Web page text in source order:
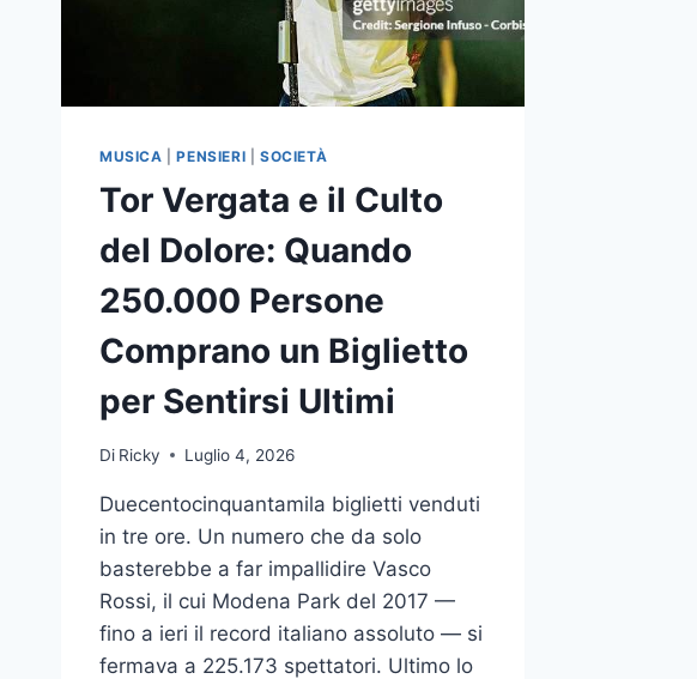
MUSICA |PENSIERI SOCIETÀ
Tor Vergata e il Culto
del Dolore: Quando
250.000 Persone
Comprano un Biglietto
per Sentirsi Ultimi
Di Ricky Luglio 4, 2026
Duecentocinquantamila biglietti venduti
in tre ore. Un numero che da solo
basterebbe a far impallidire Vasco
Rossi, il cui Modena Park del 2017 —
fino a ieri il record italiano assoluto — si
fermava a 225.173 spettatori. Ultimo lo